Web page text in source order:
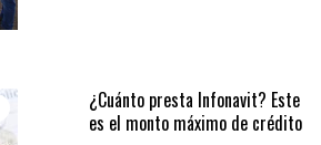
¿Cuánto presta Infonavit? Este
es el monto máximo de crédito